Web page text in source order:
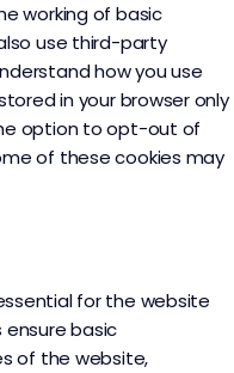
working of basic
use third-party
how you use
in your browser only
option to opt-out of
of these cookies may
for the website
ensure basic
of the website,